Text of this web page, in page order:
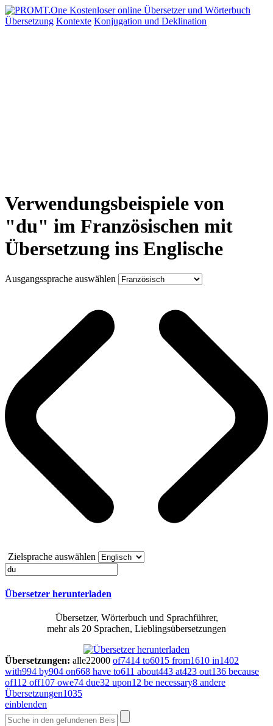
Übersetzung Kontexte Konjugation und Deklination
Verwendungsbeispiele von
"du" im Französischen mit
Übersetzung ins Englische
Ausgangssprache auswählen
Zielsprache auswählen
Übersetzer herunterladen
Übersetzer, Wörterbuch und Sprachführer,
mehr als 20 Sprachen, Lieblingsübersetzungen
Übersetzungen: alle22000 of7414 to6015 from1610 in1402
with994 by904 on668 have to611 about443 at423 out136 because
of112 off107 owe74 due32 upon12 be necessary8 andere
Übersetzungen1035
einblenden